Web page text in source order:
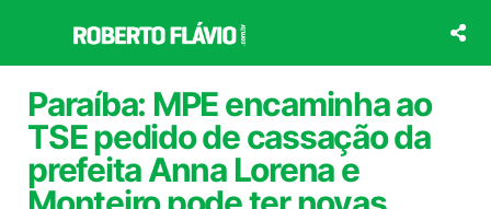
o
conteúdo
Paraíba: MPE encaminha ao
TSE pedido de cassação da
prefeita Anna Lorena e